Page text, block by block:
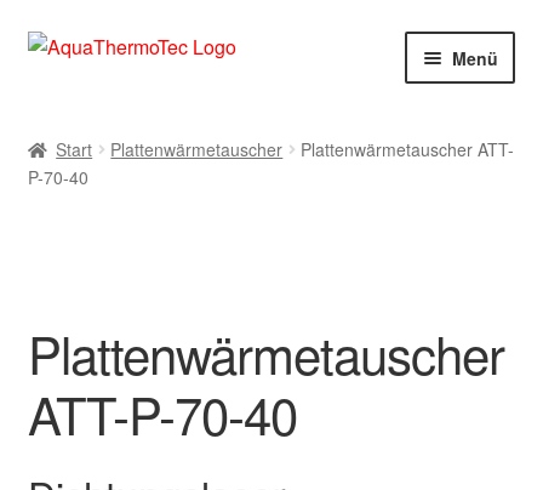
Zur
Zum
Menü
AGB
Cookie-Richtlinie
Datenschutzerklärung
Start Plattenwärmetauscher
Plattenwärmetauscher ATT-
P-70-40
Plattenwärmetauscher
ATT-P-70-40